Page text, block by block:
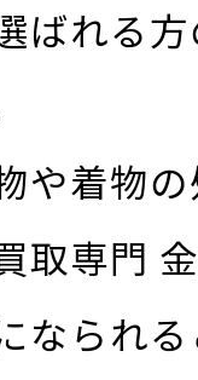
ばれる
や着物
取専門
なられ